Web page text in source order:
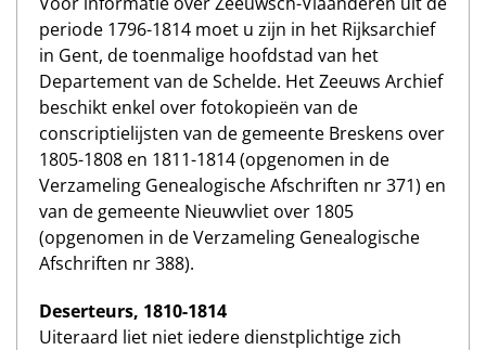
periode 1796-1814 moet u zijn in het Rijksarchief
in Gent, de toenmalige hoofdstad van het
Departement van de Schelde. Het Zeeuws Archief
beschikt enkel over fotokopieën van de
conscriptielijsten van de gemeente Breskens over
1805-1808 en 1811-1814 (opgenomen in de
Verzameling Genealogische Afschriften nr 371) en
van de gemeente Nieuwvliet over 1805
(opgenomen in de Verzameling Genealogische
Afschriften nr 388).
Deserteurs, 1810-1814
Uiteraard liet niet iedere dienstplichtige zich